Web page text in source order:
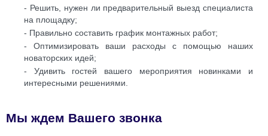
- Решить, нужен ли предварительный выезд специалиста
на площадку;
- Правильно составить график монтажных работ;
- Оптимизировать ваши расходы с помощью наших
новаторских идей;
- Удивить гостей вашего мероприятия новинками и
интересными решениями.
Мы ждем Вашего звонка